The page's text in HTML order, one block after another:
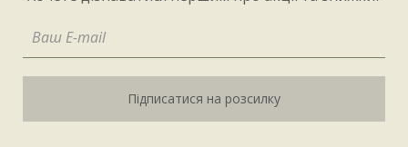
Підписатися на розсилку